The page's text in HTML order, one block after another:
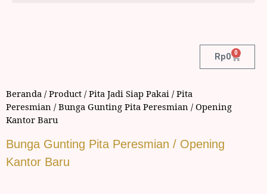
Rp0 0
Beranda /Product /Pita Jadi Siap Pakai /Pita
Peresmian / Bunga Gunting Pita Peresmian / Opening
Kantor Baru
Bunga Gunting Pita Peresmian / Opening
Kantor Baru